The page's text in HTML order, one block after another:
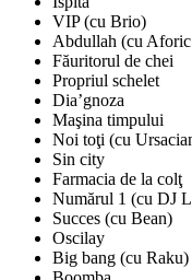
VIP (cu Brio)
Abdullah (cu
Făuritorul de chei
Propriul schelet
Dia’gnoza
Maşina timpului
Noi toţi (cu
Sin city
Farmacia de la colţ
Numărul 1 (cu DJ
Succes (cu Bean)
Oscilay
Big bang (cu Raku)